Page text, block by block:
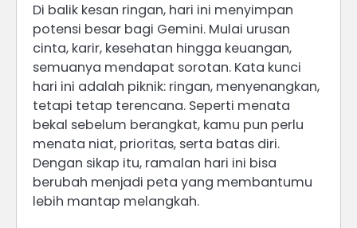
Di balik kesan ringan, hari ini menyimpan
potensi besar bagi Gemini. Mulai urusan
cinta, karir, kesehatan hingga keuangan,
semuanya mendapat sorotan. Kata kunci
hari ini adalah piknik: ringan, menyenangkan,
tetapi tetap terencana. Seperti menata
bekal sebelum berangkat, kamu pun perlu
menata niat, prioritas, serta batas diri.
Dengan sikap itu, ramalan hari ini bisa
berubah menjadi peta yang membantumu
lebih mantap melangkah.